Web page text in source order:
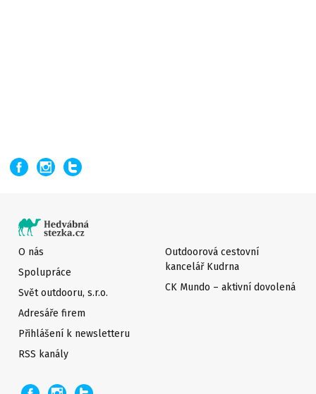
O nás
Spolupráce
Svět outdooru, s.r.o.
Adresáře firem
Přihlášení k newsletteru
Outdoorová cestovní
kancelář Kudrna
CK Mundo – aktivní dovolená
RSS kanály